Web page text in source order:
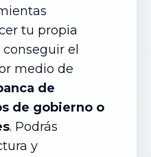
tu propia
el
medio de
de
de gobierno o
. Podrás
y